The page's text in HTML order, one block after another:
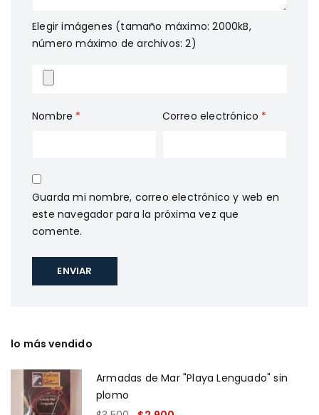
lo más vendido
Armadas de Mar "Playa Lenguado" sin
plomo
Elegir imágenes (tamaño máximo: 2000kB,
número máximo de archivos: 2)
Nombre * Correo electrónico *
Guarda mi nombre, correo electrónico y web en
este navegador para la próxima vez que
comente.